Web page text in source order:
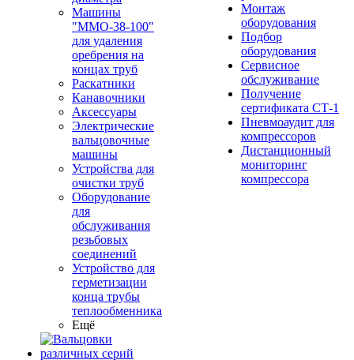
Машины
"ММО-38-100"
для удаления
оребрения на
концах труб
Раскатники
Канавочники
Аксессуары
Электрические
вальцовочные
машины
Устройства для
очистки труб
Оборудование
для
обслуживания
резьбовых
соединений
Устройство для
герметизации
конца трубы
теплообменника
Ещё
Монтаж
оборудования
Подбор
оборудования
Сервисное
обслуживание
Получение
сертификата СТ-1
Пневмоаудит для
компрессоров
Дистанционный
мониторинг
компрессора